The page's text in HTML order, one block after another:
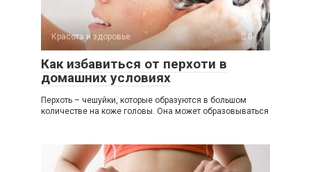
Красота и здоровье 0
Как избавиться от перхоти в
домашних условиях
Перхоть – чешуйки, которые образуются в большом
количестве на коже головы. Она может образовываться